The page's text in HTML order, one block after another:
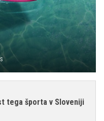
tega športa v Sloveniji